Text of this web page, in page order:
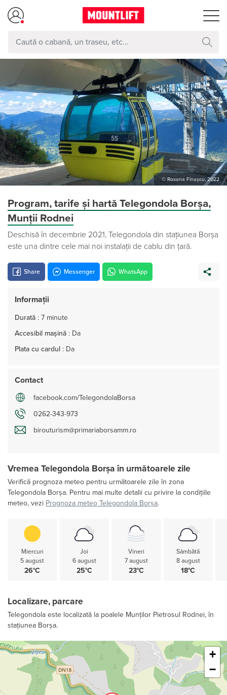
© Roxana Finașcu, 2022
Program, tarife și hartă Telegondola Borșa,
Munții Rodnei
Deschisă în decembrie 2021, Telegondola din stațiunea Borșa
este una dintre cele mai noi instalații de cablu din țară.
Share Messenger WhatsApp
Informații
Durată : 7 minute
Accesibil mașină : Da
Plata cu cardul : Da
Contact
facebook.com/TelegondolaBorsa
0262-343-973
birouturism@primariaborsamm.ro
Vremea Telegondola Borșa în următoarele zile
Verifică prognoza meteo pentru următoarele zile în zona
Telegondola Borșa. Pentru mai multe detalii cu privire la condițiile
meteo, vezi Prognoza meteo Telegondola Borșa.
Miercuri
5 august
26°C
Joi
6 august
25°C
Vineri
7 august
23°C
Sâmbătă
8 august
18°C
Localizare, parcare
Telegondola este localizată la poalele Munților Pietrosul Rodnei, în
stațiunea Borșa.
+
−